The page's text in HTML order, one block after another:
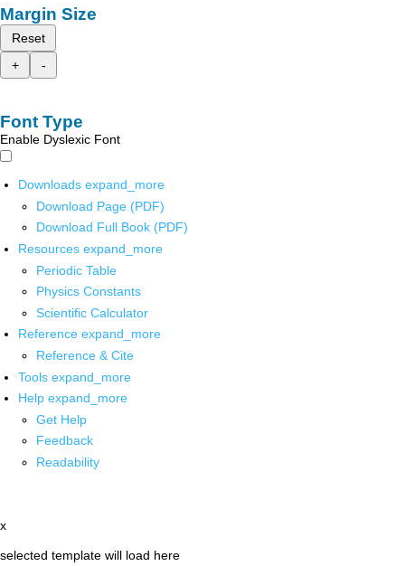
Margin Size
Reset
+
-
Font Type
Enable Dyslexic Font
Downloads expand_more
Download Page (PDF)
Download Full Book (PDF)
Resources expand_more
Periodic Table
Physics Constants
Scientific Calculator
Reference expand_more
Reference & Cite
Tools expand_more
Help expand_more
Get Help
Feedback
Readability
x
selected template will load here